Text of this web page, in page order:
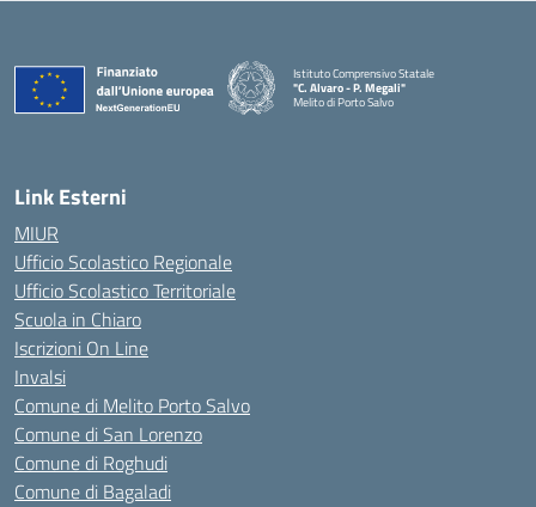
Istituto Comprensivo Statale
"C. Alvaro - P. Megali"
Melito di Porto Salvo
Link Esterni
MIUR
Ufficio Scolastico Regionale
Ufficio Scolastico Territoriale
Scuola in Chiaro
Iscrizioni On Line
Invalsi
Comune di Melito Porto Salvo
Comune di San Lorenzo
Comune di Roghudi
Comune di Bagaladi